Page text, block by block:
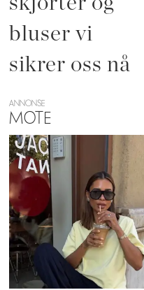
bluser vi
sikrer oss nå
ANNONSE
MOTE